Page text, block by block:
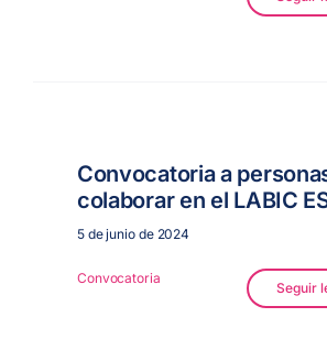
Convocatoria a
colaborar en el LABIC
5 de junio de 2024
Convocatoria
Seguir